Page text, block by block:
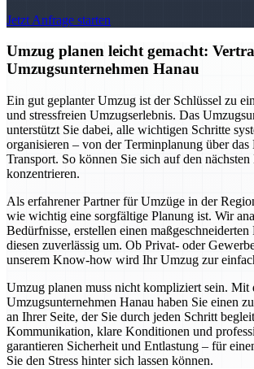
Jetzt Anfrage starten
Umzug planen leicht gemacht:
Umzugsunternehmen Hanau
Ein gut geplanter Umzug ist der Schlüssel zu
und stressfreien Umzugserlebnis. Das
unterstützt Sie dabei, alle wichtigen Schritte
organisieren – von der Terminplanung über das
Transport. So können Sie sich auf den
konzentrieren.
Als erfahrener Partner für Umzüge in der
wie wichtig eine sorgfältige Planung ist. Wir
Bedürfnisse, erstellen einen maßgeschneiderten
diesen zuverlässig um. Ob Privat- oder
unserem Know-how wird Ihr Umzug zur
Umzug planen muss nicht kompliziert sein. Mit
Umzugsunternehmen Hanau haben Sie einen
an Ihrer Seite, der Sie durch jeden Schritt
Kommunikation, klare Konditionen und
garantieren Sicherheit und Entlastung – für
Sie den Stress hinter sich lassen können.